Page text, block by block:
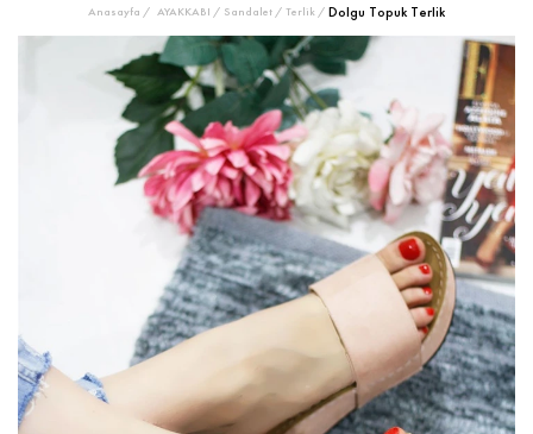
Anasayfa AYAKKABI Sandalet / Terlik Dolgu Topuk Terlik